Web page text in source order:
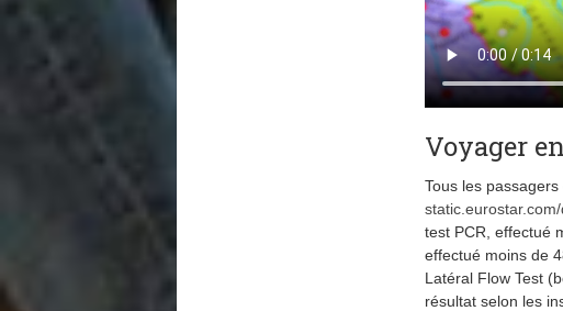
Voyager
Tous les
test PCR, effectué
effectué moins de
Latéral Flow Test
résultat selon les